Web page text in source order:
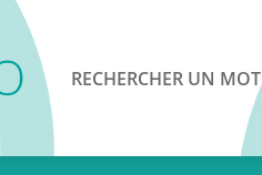
RECHERCHER UN MOT